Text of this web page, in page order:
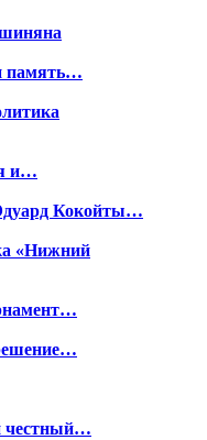
память…
и…
Кокойты…
«Нижний
честный…